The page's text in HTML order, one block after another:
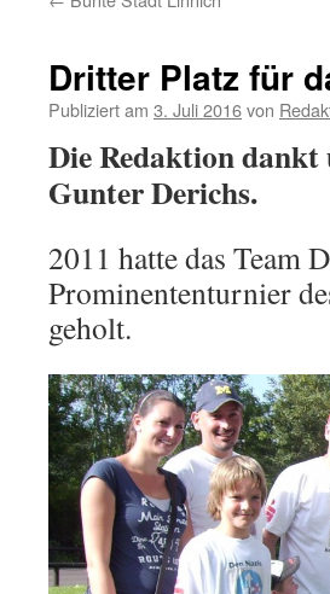
Dritter Platz für
Publiziert am 3. Juli 2016von
Die Redaktion
Gunter Derichs.
2011 hatte das Team
Prominententurnier
geholt.